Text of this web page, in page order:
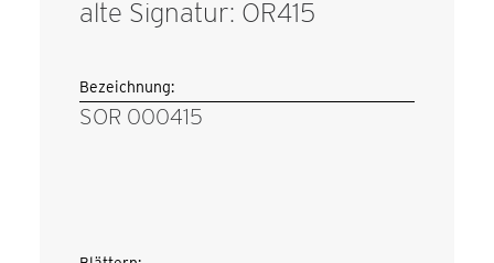
alte Signatur: OR415
Bezeichnung:
SOR 000415